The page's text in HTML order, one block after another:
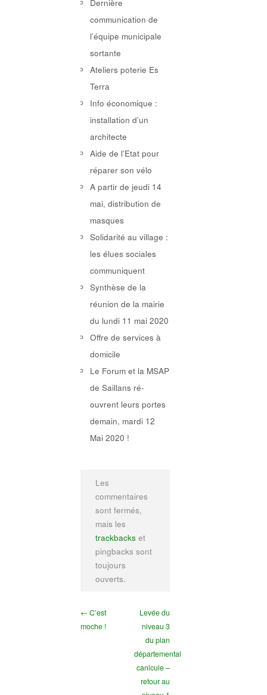
Dernière
communication de
l’équipe municipale
sortante
Ateliers poterie Es
Terra
Info économique :
installation d’un
architecte
Aide de l’Etat pour
réparer son vélo
A partir de jeudi 14
mai, distribution de
masques
Solidarité au village :
les élues sociales
communiquent
Synthèse de la
réunion de la mairie
du lundi 11 mai 2020
Offre de services à
domicile
Le Forum et la MSAP
de Saillans ré-
ouvrent leurs portes
demain, mardi 12
Mai 2020 !
Les
commentaires
sont fermés,
mais les
trackbacks et
pingbacks sont
toujours
ouverts.
← C’est
moche !
Levée du
niveau 3
du plan
départemental
canicule –
retour au